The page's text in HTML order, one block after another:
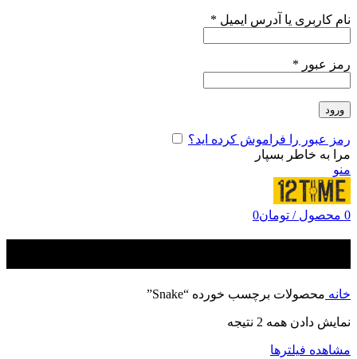
نام کاربری یا آدرس ایمیل *
رمز عبور *
ورود
رمز عبور را فراموش کرده اید؟
مرا به خاطر بسپار
منو
0 محصول / تومان0
خانه محصولات برچسب خورده “Snake”
نمایش دادن همه 2 نتیجه
مشاهده فیلترها